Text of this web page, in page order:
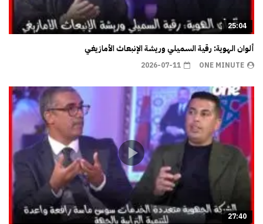
25:04
ألوان الهوية: رقية السميلي وريشة الإنبعاث الأمازيغي
ONE MINUTE
2026-07-11
27:40